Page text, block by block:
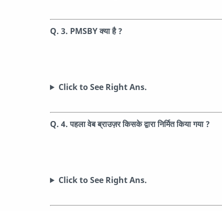
Q. 3. PMSBY क्या है ?
Click to See Right Ans.
Q. 4. पहला वेब ब्राउज़र किसके द्वारा निर्मित किया गया ?
Click to See Right Ans.